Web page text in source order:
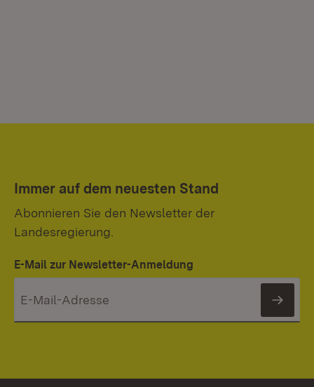
Immer auf dem neuesten Stand
Abonnieren Sie den Newsletter der
Landesregierung.
E-Mail zur Newsletter-Anmeldung